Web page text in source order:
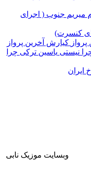
کنسرت)
کیارش آخرین پرواز
یاسین ترکی چرا
ایران
وبسایت موزیک نابی